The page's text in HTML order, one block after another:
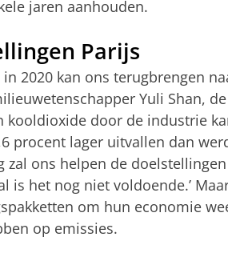
jaren aanhouden.
Parijs
in 2020 kan ons terugbrengen
Yuli Shan,
kooldioxide door de industrie
procent lager uitvallen dan
zal ons helpen de
is het nog niet voldoende.’
om hun economie
op emissies.